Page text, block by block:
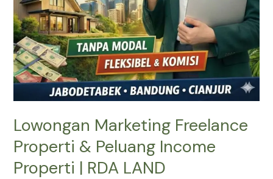
Lowongan Marketing Freelance
Properti & Peluang Income
Properti | RDA LAND
LAND